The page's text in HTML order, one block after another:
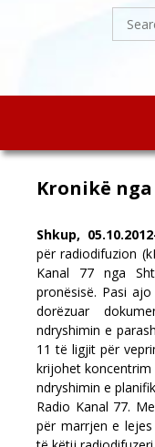
Search
for:
Kronikë nga
Shkup,
për radiodifuzion
Kanal 77 nga
pronësisë. Pasi
dorëzuar
ndryshimin e
11 të ligjit për
krijohet
ndryshimin e
Radio Kanal 77.
për marrjen e